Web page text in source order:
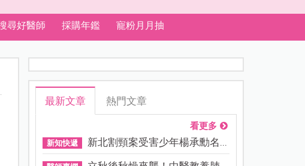
尋好醫師 採購年鑑 寵粉月月抽
最新文章 熱門文章
看更多
新知快遞 新北割頸案受害少年楊承勳名...